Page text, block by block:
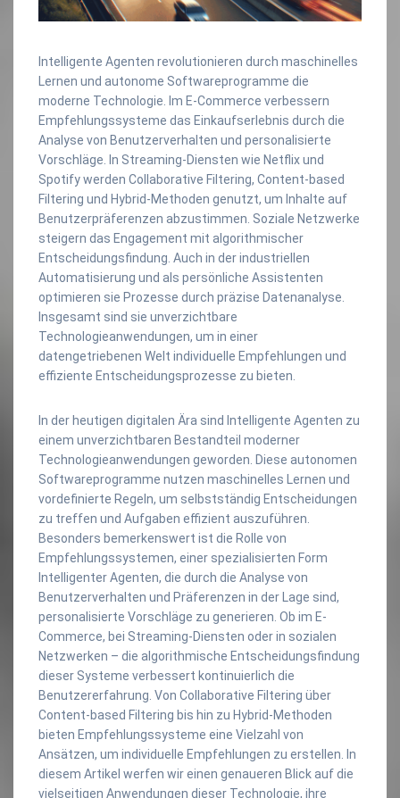
Intelligente Agenten revolutionieren durch maschinelles
Lernen und autonome Softwareprogramme die
moderne Technologie. Im E-Commerce verbessern
Empfehlungssysteme das Einkaufserlebnis durch die
Analyse von Benutzerverhalten und personalisierte
Vorschläge. In Streaming-Diensten wie Netflix und
Spotify werden Collaborative Filtering, Content-based
Filtering und Hybrid-Methoden genutzt, um Inhalte auf
Benutzerpräferenzen abzustimmen. Soziale Netzwerke
steigern das Engagement mit algorithmischer
Entscheidungsfindung. Auch in der industriellen
Automatisierung und als persönliche Assistenten
optimieren sie Prozesse durch präzise Datenanalyse.
Insgesamt sind sie unverzichtbare
Technologieanwendungen, um in einer
datengetriebenen Welt individuelle Empfehlungen und
effiziente Entscheidungsprozesse zu bieten.
In der heutigen digitalen Ära sind Intelligente Agenten zu
einem unverzichtbaren Bestandteil moderner
Technologieanwendungen geworden. Diese autonomen
Softwareprogramme nutzen maschinelles Lernen und
vordefinierte Regeln, um selbstständig Entscheidungen
zu treffen und Aufgaben effizient auszuführen.
Besonders bemerkenswert ist die Rolle von
Empfehlungssystemen, einer spezialisierten Form
Intelligenter Agenten, die durch die Analyse von
Benutzerverhalten und Präferenzen in der Lage sind,
personalisierte Vorschläge zu generieren. Ob im E-
Commerce, bei Streaming-Diensten oder in sozialen
Netzwerken – die algorithmische Entscheidungsfindung
dieser Systeme verbessert kontinuierlich die
Benutzererfahrung. Von Collaborative Filtering über
Content-based Filtering bis hin zu Hybrid-Methoden
bieten Empfehlungssysteme eine Vielzahl von
Ansätzen, um individuelle Empfehlungen zu erstellen. In
diesem Artikel werfen wir einen genaueren Blick auf die
vielseitigen Anwendungen dieser Technologie, ihre